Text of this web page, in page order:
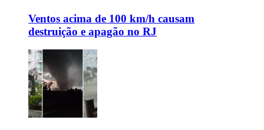
Ventos acima de 100 km/h causam
destruição e apagão no RJ